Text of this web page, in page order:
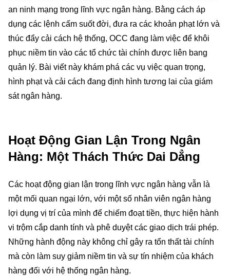
an ninh mạng trong lĩnh vực ngân hàng. Bằng cách áp
dụng các lệnh cấm suốt đời, đưa ra các khoản phạt lớn và
thúc đẩy cải cách hệ thống, OCC đang làm việc để khôi
phục niềm tin vào các tổ chức tài chính được liên bang
quản lý. Bài viết này khám phá các vụ việc quan trọng,
hình phạt và cải cách đang định hình tương lai của giám
sát ngân hàng.
Hoạt Động Gian Lận Trong Ngân
Hàng: Một Thách Thức Dai Dẳng
Các hoạt động gian lận trong lĩnh vực ngân hàng vẫn là
một mối quan ngại lớn, với một số nhân viên ngân hàng
lợi dụng vị trí của mình để chiếm đoạt tiền, thực hiện hành
vi trộm cắp danh tính và phê duyệt các giao dịch trái phép.
Những hành động này không chỉ gây ra tổn thất tài chính
mà còn làm suy giảm niềm tin và sự tín nhiệm của khách
hàng đối với hệ thống ngân hàng.